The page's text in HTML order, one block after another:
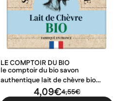
LE COMPTOIR DU BIO
le comptoir du bio savon
authentique lait de chèvre bio
4,55€
4,09€